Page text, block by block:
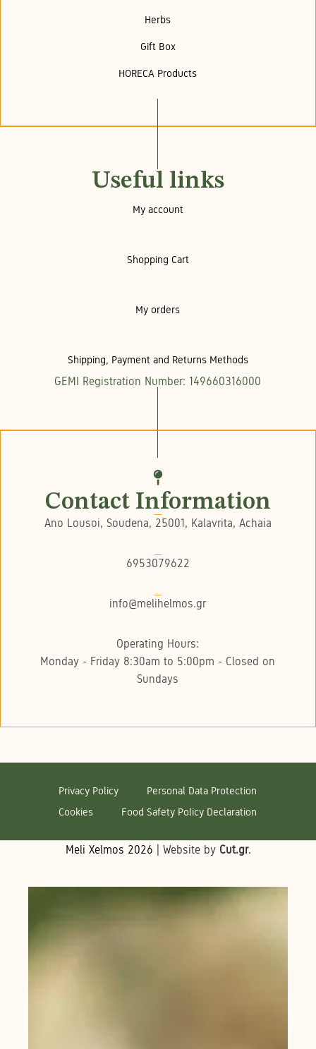
Herbs
Gift Box
HORECA Products
Useful links
My account
Shopping Cart
My orders
Shipping, Payment and Returns Methods
GEMI Registration Number: 149660316000
Contact Information
Ano Lousoi, Soudena, 25001, Kalavrita, Achaia
6953079622
info@melihelmos.gr
Operating Hours:
Monday - Friday 8:30am to 5:00pm - Closed on
Sundays
Privacy Policy
Personal Data Protection
Cookies
Food Safety Policy Declaration
Meli Xelmos 2026 | Website by Cut.gr.